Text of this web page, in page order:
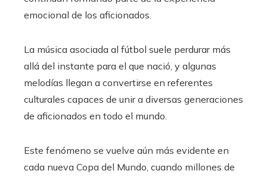
emocional de los aficionados.
La música asociada al fútbol suele perdurar más
allá del instante para el que nació, y algunas
melodías llegan a convertirse en referentes
culturales capaces de unir a diversas generaciones
de aficionados en todo el mundo.
Este fenómeno se vuelve aún más evidente en
cada nueva Copa del Mundo, cuando millones de